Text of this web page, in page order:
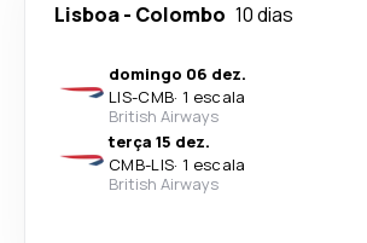
Lisboa- Colombo 10 dias
domingo 06 dez.
LIS-CMB· 1 escala
British Airways
terça 15 dez.
CMB-LIS· 1 escala
British Airways